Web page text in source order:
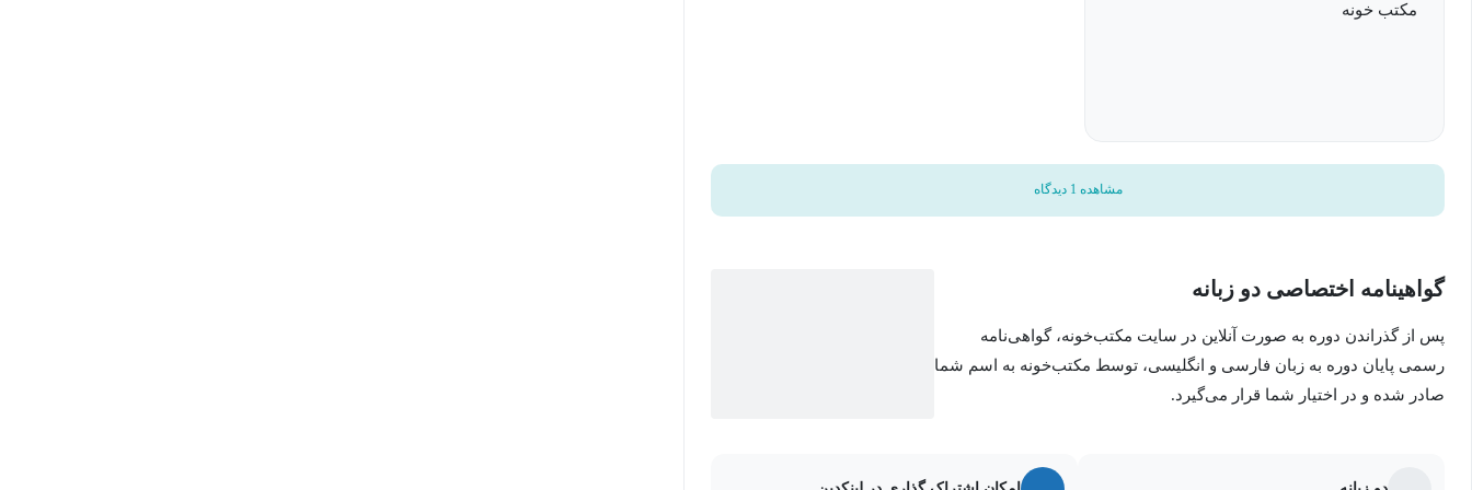
مکتب خونه
مشاهده 1 دیدگاه
گواهینامه اختصاصی دو زبانه
پس از گذراندن دوره به صورت آنلاین در سایت مکتب‌خونه، گواهی‌نامه
رسمی پایان دوره به زبان فارسی و انگلیسی، توسط مکتب‌خونه به اسم شما
صادر شده و در اختیار شما قرار می‌گیرد.